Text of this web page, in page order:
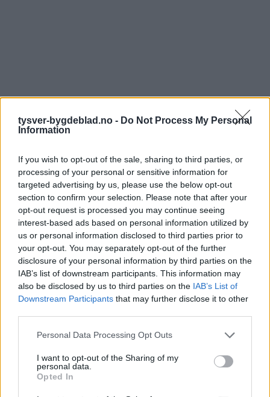
tysver-bygdeblad.no - Do Not Process My Personal
Information
If you wish to opt-out of the sale, sharing to third parties, or
processing of your personal or sensitive information for
targeted advertising by us, please use the below opt-out
section to confirm your selection. Please note that after your
opt-out request is processed you may continue seeing
interest-based ads based on personal information utilized by
us or personal information disclosed to third parties prior to
your opt-out. You may separately opt-out of the further
disclosure of your personal information by third parties on the
IAB’s list of downstream participants. This information may
also be disclosed by us to third parties on the IAB’s List of
Downstream Participants that may further disclose it to other
Personal Data Processing Opt Outs
I want to opt-out of the Sharing of my
personal data.
Opted In